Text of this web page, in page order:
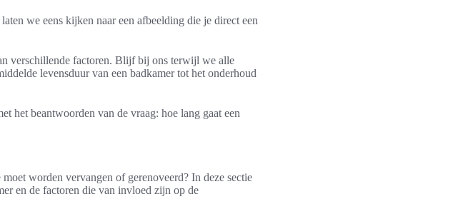
we eens kijken naar een afbeelding die je direct een
verschillende factoren. Blijf bij ons terwijl we alle
levensduur van een badkamer tot het onderhoud
het beantwoorden van de vraag: hoe lang gaat een
worden vervangen of gerenoveerd? In deze sectie
en de factoren die van invloed zijn op de